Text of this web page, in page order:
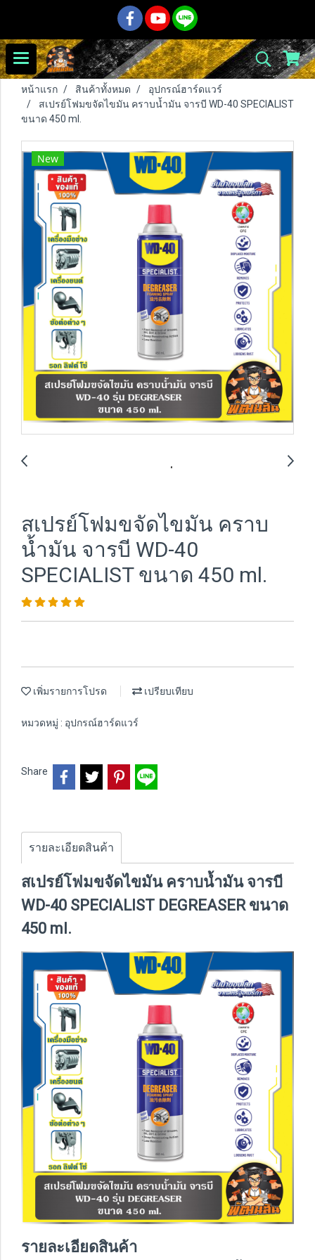
หน้าแรก สินค้าทั้งหมด
อุปกรณ์ฮาร์ดแวร์
สเปรย์โฟมขจัดไขมัน คราบน้ำมัน จารบี WD-40 SPECIALIST
ขนาด 450 ml.
New
สเปรย์โฟมขจัดไขมัน คราบ
น้ำมัน จารบี WD-40
SPECIALIST ขนาด 450 ml.
เพิ่มรายการโปรด เปรียบเทียบ
หมวดหมู่ : อุปกรณ์ฮาร์ดแวร์
Share
รายละเอียดสินค้า
สเปรย์โฟมขจัดไขมัน คราบน้ำมัน จารบี
WD-40 SPECIALIST DEGREASER ขนาด
450 ml.
รายละเอียดสินค้า